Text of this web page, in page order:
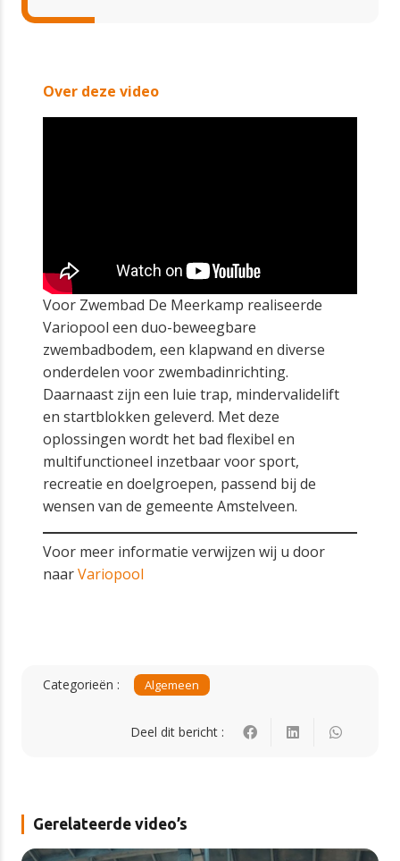
Over deze video
Voor Zwembad De Meerkamp realiseerde
Variopool een duo-beweegbare
zwembadbodem, een klapwand en diverse
onderdelen voor zwembadinrichting.
Daarnaast zijn een luie trap, mindervalidelift
en startblokken geleverd. Met deze
oplossingen wordt het bad flexibel en
multifunctioneel inzetbaar voor sport,
recreatie en doelgroepen, passend bij de
wensen van de gemeente Amstelveen.
Voor meer informatie verwijzen wij u door
naarVariopool
Categorieën : Algemeen
Deel dit bericht :
Gerelateerde video’s